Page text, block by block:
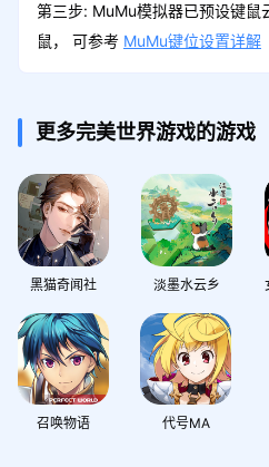
第三步: MuMu模拟器已预设键鼠
鼠， 可参考 MuMu键位设置详解
更多完美世界游戏的游戏
黑猫奇闻社 淡墨水云乡
召唤物语 代号MA